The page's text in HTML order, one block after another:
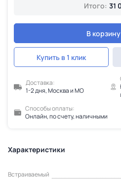
Итого: 31
В корзину
Купить в 1 клик
Доставка:
1-2 дня, Москва и МО
Способы оплаты:
Онлайн, по счету, наличными
Характеристики
Встраиваемый